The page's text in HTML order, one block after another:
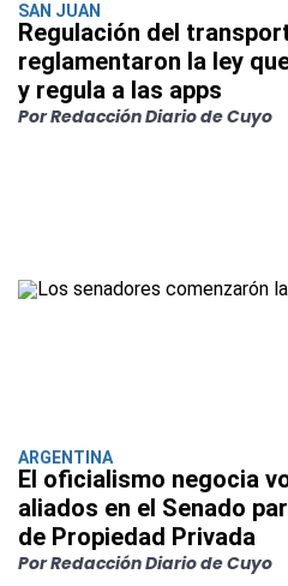
SAN JUAN
Regulación del
reglamentaron la ley
y regula a las apps
Por Redacción Diario de Cuyo
ARGENTINA
El oficialismo negocia
aliados en el Senado
de Propiedad Privada
Por Redacción Diario de Cuyo